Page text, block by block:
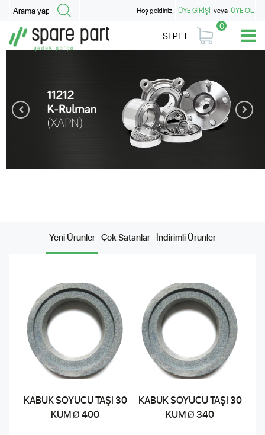
Hoş geldiniz, ÜYE GİRİŞİ veya ÜYE OL
SEPET
0
Yeni Ürünler Çok Satanlar İndirimli Ürünler
KABUK SOYUCU TAŞI 30
KUM Ø 400
KABUK SOYUCU TAŞI 30
KUM Ø 340